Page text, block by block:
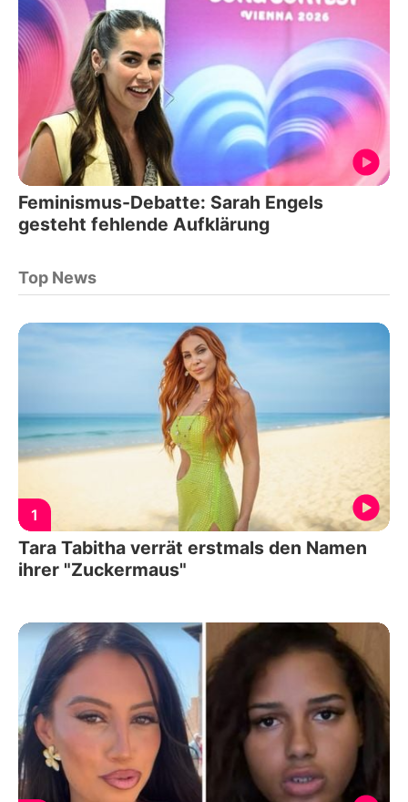
Feminismus-Debatte: Sarah Engels
gesteht fehlende Aufklärung
Top News
1
Tara Tabitha verrät erstmals den Namen
ihrer "Zuckermaus"